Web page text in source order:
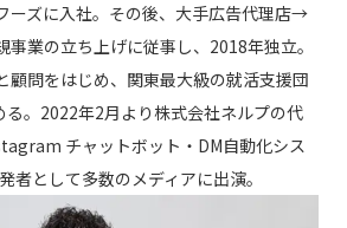
ーズに入社。その後、大手広告代理店→
業の立ち上げに従事し、2018年独立。
顧問をはじめ、関東最大級の就活支援団
。2022年2月より株式会社ネルプの代
チャットボット・DM自動化シス
者として多数のメディアに出演。